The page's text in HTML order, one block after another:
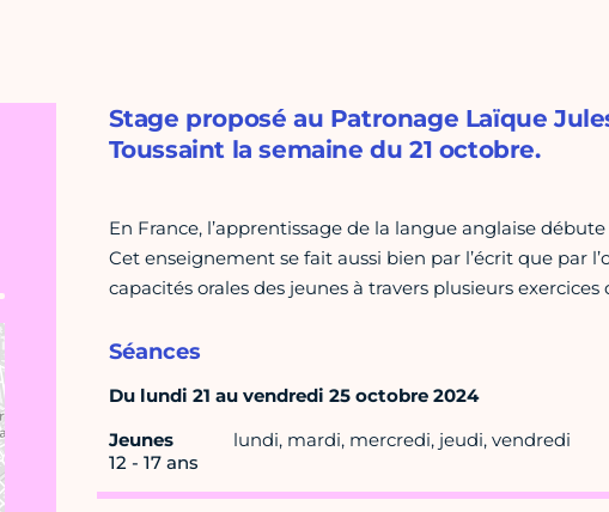
Stage proposé au Patronage Laïque
Toussaint la semaine du 21 octobre.
En France, l’apprentissage de la langue anglaise
Cet enseignement se fait aussi bien par l’écrit que par
capacités orales des jeunes à travers plusieurs
Séances
Du lundi 21 au vendredi 25 octobre 2024
Jeunes
12 - 17 ans
lundi, mardi, mercredi, jeudi, vendredi